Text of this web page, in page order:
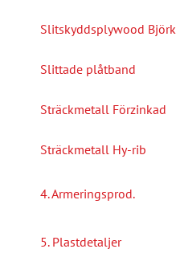
Slitskyddsplywood Björk
Slittade plåtband
Sträckmetall Förzinkad
Sträckmetall Hy-rib
4. Armeringsprod.
5. Plastdetaljer